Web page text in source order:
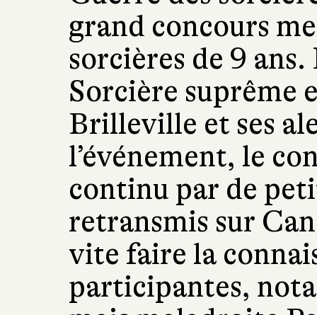
grand concours
sorcières de 9
Sorcière suprême
Brilleville et ses
l’événement, le
continu par de
retransmis sur
vite faire la
participantes,